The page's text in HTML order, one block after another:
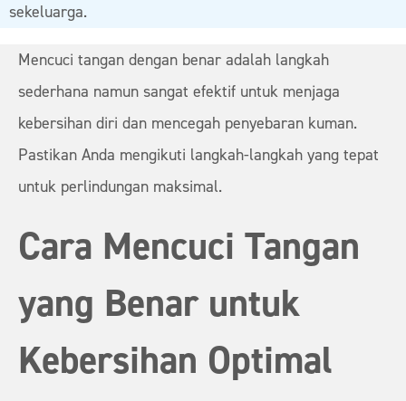
sekeluarga.
Mencuci tangan dengan benar adalah langkah
sederhana namun sangat efektif untuk menjaga
kebersihan diri dan mencegah penyebaran kuman.
Pastikan Anda mengikuti langkah-langkah yang tepat
untuk perlindungan maksimal.
Cara Mencuci Tangan
yang Benar untuk
Kebersihan Optimal